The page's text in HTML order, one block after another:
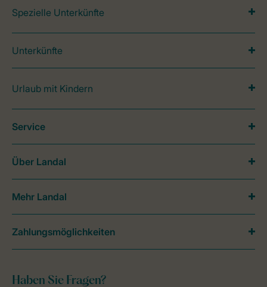
Spezielle Unterkünfte
Unterkünfte
Urlaub mit Kindern
Haben Sie Fragen?
Service
Über Landal
Mehr Landal
Zahlungsmöglichkeiten